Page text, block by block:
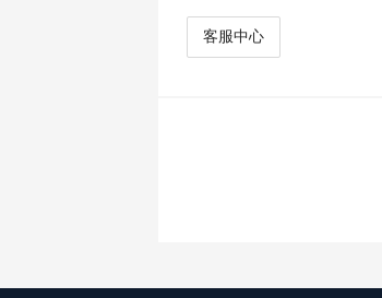
简答题智能阅卷
ApiKey使用说明
常见案例
客服中心